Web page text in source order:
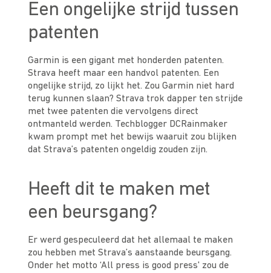
Een ongelijke strijd tussen
patenten
Garmin is een gigant met honderden patenten.
Strava heeft maar een handvol patenten. Een
ongelijke strijd, zo lijkt het. Zou Garmin niet hard
terug kunnen slaan? Strava trok dapper ten strijde
met twee patenten die vervolgens direct
ontmanteld werden. Techblogger DCRainmaker
kwam prompt met het bewijs waaruit zou blijken
dat Strava’s patenten ongeldig zouden zijn.
Heeft dit te maken met
een beursgang?
Er werd gespeculeerd dat het allemaal te maken
zou hebben met Strava’s aanstaande beursgang.
Onder het motto ‘All press is good press' zou de